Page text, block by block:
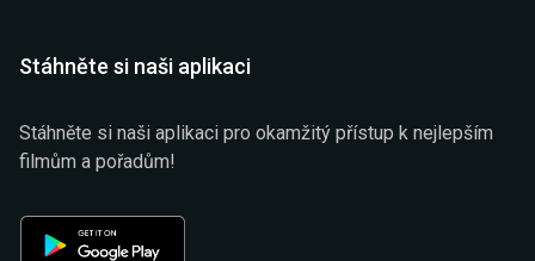
Stáhněte si naši aplikaci
Stáhněte si naši aplikaci pro okamžitý přístup k nejlepším
filmům a pořadům!